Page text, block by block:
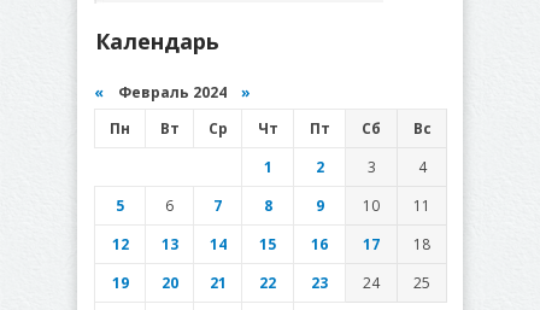
Календарь
« Февраль 2024 »
Пн
Вт Ср Чт Пт Сб
Вс
1
2 3
4
5
6 7 8 9 10
11
12
13 14 15 16 17
18
19
20 21 22 23 24
25